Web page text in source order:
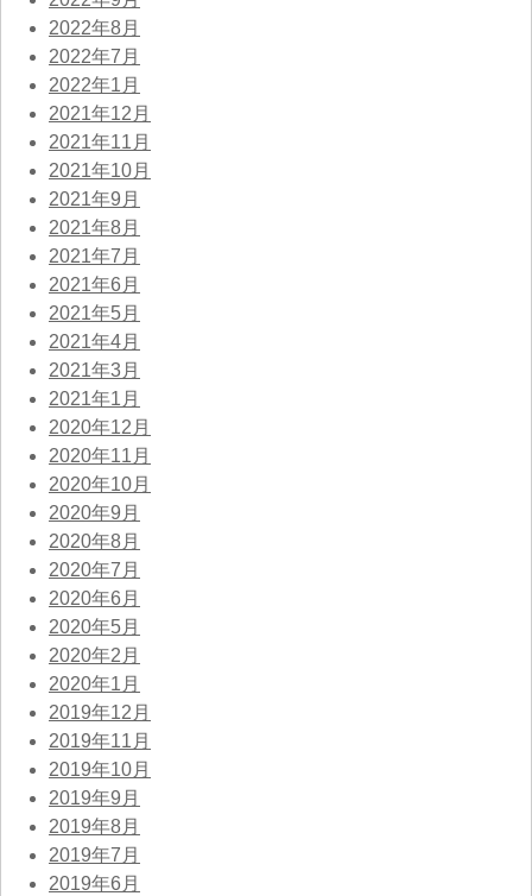
2022年8月
2022年7月
2022年1月
2021年12月
2021年11月
2021年10月
2021年9月
2021年8月
2021年7月
2021年6月
2021年5月
2021年4月
2021年3月
2021年1月
2020年12月
2020年11月
2020年10月
2020年9月
2020年8月
2020年7月
2020年6月
2020年5月
2020年2月
2020年1月
2019年12月
2019年11月
2019年10月
2019年9月
2019年8月
2019年7月
2019年6月